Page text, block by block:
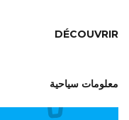
DÉCOUVRIR
معلومات سياحية